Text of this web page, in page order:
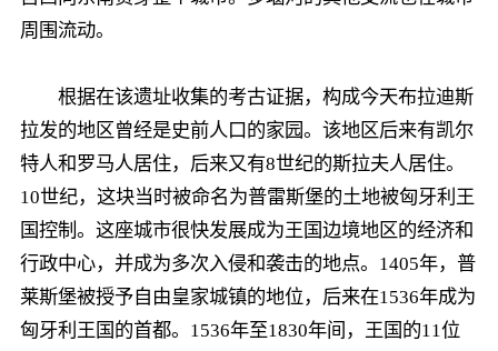
周围流动。
根据在该遗址收集的考古证据，构成今天布拉迪斯
拉发的地区曾经是史前人口的家园。该地区后来有凯尔
特人和罗马人居住，后来又有8世纪的斯拉夫人居住。
10世纪，这块当时被命名为普雷斯堡的土地被匈牙利王
国控制。这座城市很快发展成为王国边境地区的经济和
行政中心，并成为多次入侵和袭击的地点。1405年，普
莱斯堡被授予自由皇家城镇的地位，后来在1536年成为
匈牙利王国的首都。1536年至1830年间，王国的11位